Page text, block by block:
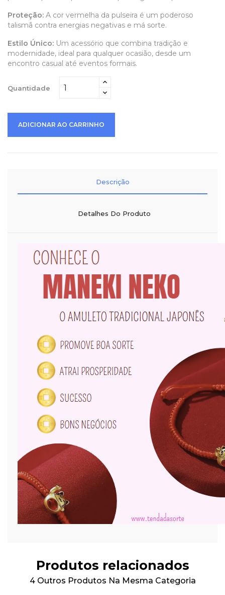
Proteção: A cor vermelha da pulseira é um poderoso
talismã contra energias negativas e má sorte.
Estilo Único: Um acessório que combina tradição e
modernidade, ideal para qualquer ocasião, desde um
encontro casual até eventos formais.
Quantidade
ADICIONAR AO CARRINHO
Descrição
Detalhes Do Produto
Produtos relacionados
4 Outros Produtos Na Mesma Categoria